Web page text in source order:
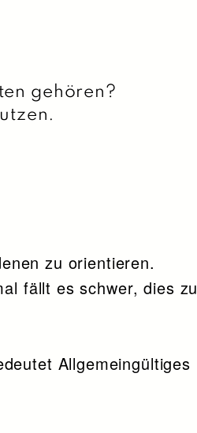
gehören?
zu orientieren.
fällt es schwer, dies zu
Allgemeingültiges